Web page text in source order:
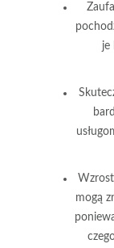
je
mogą